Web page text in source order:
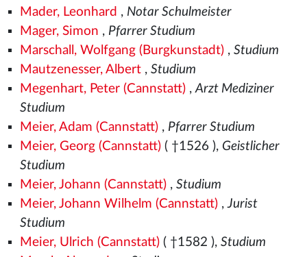
Mader, Leonhard , Notar Schulmeister
Mager, Simon , Pfarrer Studium
Marschall, Wolfgang (Burgkunstadt), Studium
Mautzenesser, Albert, Studium
Megenhart, Peter (Cannstatt),Arzt Mediziner
Studium
Meier, Adam (Cannstatt), Pfarrer Studium
Meier, Georg (Cannstatt)( †1526 ), Geistlicher
Studium
Meier, Johann (Cannstatt), Studium
Meier, Johann Wilhelm (Cannstatt),Jurist
Studium
Meier, Ulrich (Cannstatt)( †1582 ), Studium